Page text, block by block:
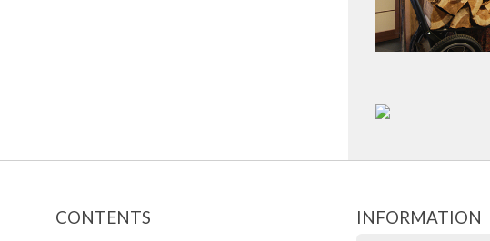
CONTENTS INFORMATION